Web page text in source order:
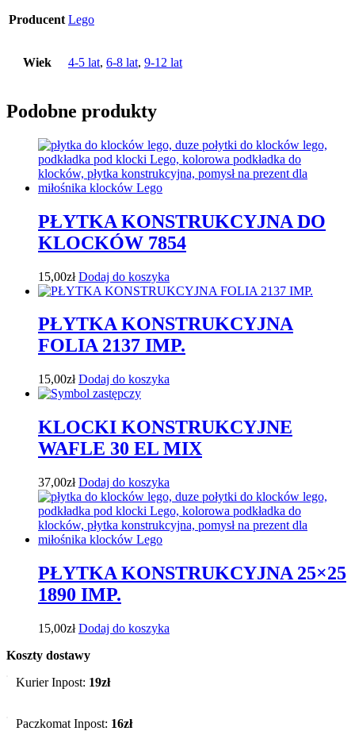
Producent Lego
Wiek 4-5 lat, 6-8 lat, 9-12 lat
Podobne produkty
PŁYTKA KONSTRUKCYJNA DO
KLOCKÓW 7854
15,00zł Dodaj do koszyka
PŁYTKA KONSTRUKCYJNA
FOLIA 2137 IMP.
15,00zł Dodaj do koszyka
KLOCKI KONSTRUKCYJNE
WAFLE 30 EL MIX
37,00zł Dodaj do koszyka
PŁYTKA KONSTRUKCYJNA 25×25
1890 IMP.
15,00zł Dodaj do koszyka
Koszty dostawy
Kurier Inpost: 19zł
Paczkomat Inpost: 16zł